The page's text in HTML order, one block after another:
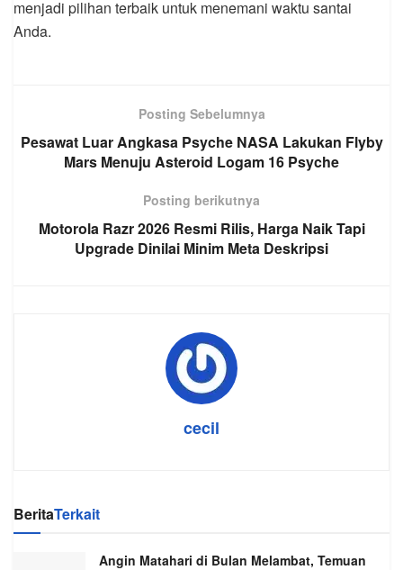
menjadi pilihan terbaik untuk menemani waktu santai
Anda.
Posting Sebelumnya
Pesawat Luar Angkasa Psyche NASA Lakukan Flyby
Mars Menuju Asteroid Logam 16 Psyche
Posting berikutnya
Motorola Razr 2026 Resmi Rilis, Harga Naik Tapi
Upgrade Dinilai Minim Meta Deskripsi
cecil
BeritaTerkait
Angin Matahari di Bulan Melambat, Temuan